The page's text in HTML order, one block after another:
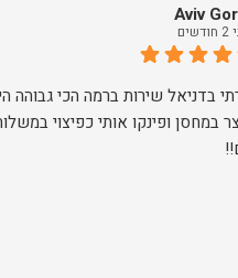
Aviv
בדניאל שירות ברמה הכי גבוהה
במחסן ופינקו אותי כפיצוי